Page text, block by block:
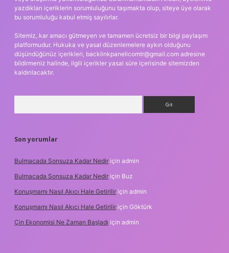
yazdıkları içeriklerin sorumluluğunu taşımakta olup, siteye üye olarak
bu sorumluluğu kabul etmiş sayılırlar.
Sitemiz, kar amacı gütmeyen ve tamamen ücretsiz bir bilgi paylaşım
platformudur. Hukuka ve yasal düzenlemelere aykırı olduğunu
düşündüğünüz içerikleri, backlinkpanelicomtr@gmail.com adresine
bildirmeniz halinde, ilgili içerikler yasal süre içerisinde sitemizden
kaldırılacaktır.
Son yorumlar
Bulmacada Sonsuza Kadar Nedir için admin
Bulmacada Sonsuza Kadar Nedir için Buz
Konuşmamı Nasıl Akıcı Hale Getirilir için admin
Konuşmamı Nasıl Akıcı Hale Getirilir için Göktürk
Çin Ekonomisi Ne Zaman Başladı için admin